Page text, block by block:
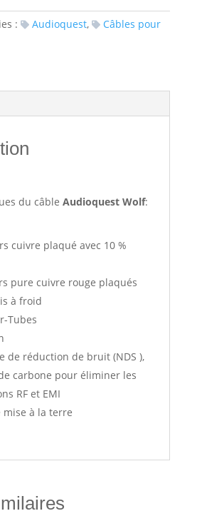
: Audioquest,
Câbles pour
du câble Audioquest Wolf:
cuivre plaqué avec 10 %
pure cuivre rouge plaqués
à froid
Tubes
de réduction de bruit (NDS ),
carbone pour éliminer les
RF et EMI
mise à la terre